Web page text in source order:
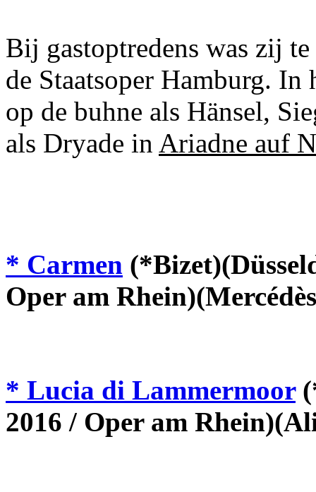
Bij gastoptredens was zij
de Staatsoper Hamburg.
op de buhne als Hänsel,
als Dryade in Ariadne auf
* Carmen
Oper am
* Lucia di Lammermoor
2016 / Oper am